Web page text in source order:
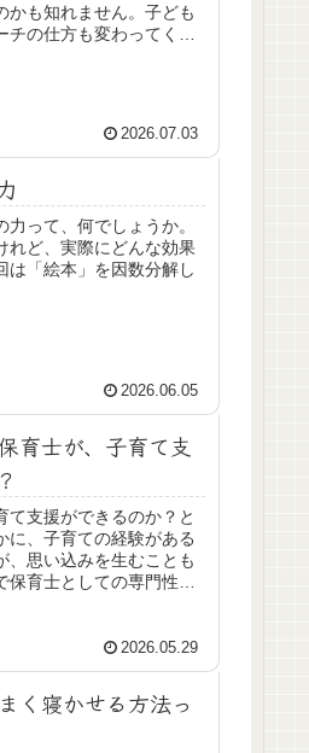
かも知れません。子ども
の仕方も変わってくる
2026.07.03
力って、何でしょうか。
れど、実際にどんな効果
は「絵本」を因数分解し
2026.06.05
育士が、子育て支
て支援ができるのか？と
に、子育ての経験がある
、思い込みを生むことも
育士としての専門性で
2026.05.29
く寝かせる方法っ